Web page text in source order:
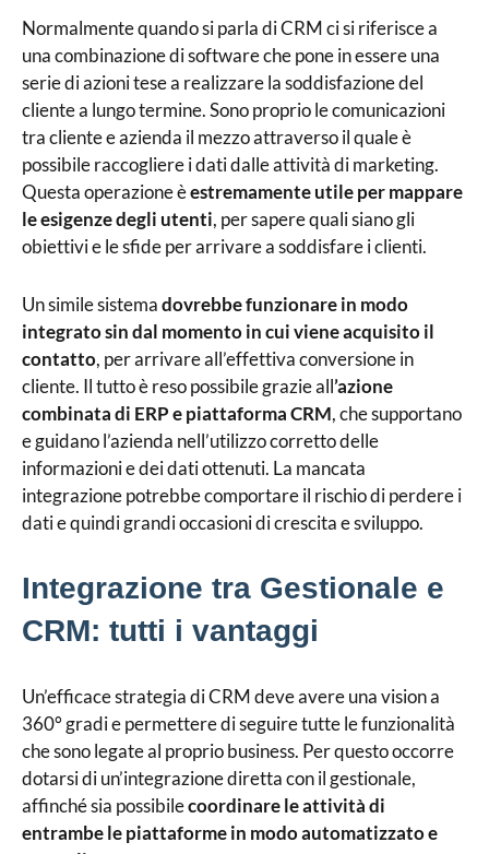
Normalmente quando si parla di CRM ci si riferisce a
una combinazione di software che pone in essere una
serie di azioni tese a realizzare la soddisfazione del
cliente a lungo termine. Sono proprio le comunicazioni
tra cliente e azienda il mezzo attraverso il quale è
possibile raccogliere i dati dalle attività di marketing.
Questa operazione èestremamente utile per mappare
le esigenze degli utenti, per sapere quali siano gli
obiettivi e le sfide per arrivare a soddisfare i clienti.
Un simile sistemadovrebbe funzionare in modo
integrato sin dal momento in cui viene acquisito il
contatto, per arrivare all’effettiva conversione in
cliente. Il tutto è reso possibile grazie all’azione
combinata di ERP e piattaforma CRM, che supportano
e guidano l’azienda nell’utilizzo corretto delle
informazioni e dei dati ottenuti. La mancata
integrazione potrebbe comportare il rischio di perdere i
dati e quindi grandi occasioni di crescita e sviluppo.
Integrazione tra Gestionale e
CRM: tutti i vantaggi
Un’efficace strategia di CRM deve avere una vision a
360° gradi e permettere di seguire tutte le funzionalità
che sono legate al proprio business. Per questo occorre
dotarsi di un’integrazione diretta con il gestionale,
affinché sia possibilecoordinare le attività di
entrambe le piattaforme in modo automatizzato e